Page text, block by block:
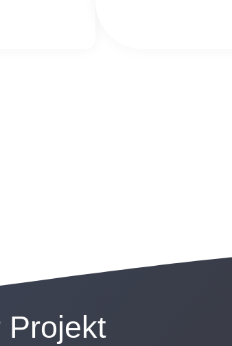
Projekt